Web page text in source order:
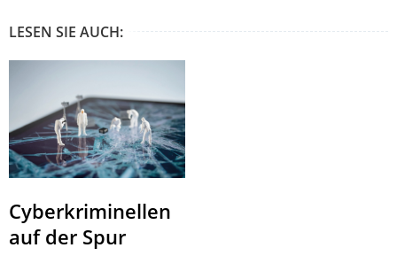
LESEN SIE AUCH:
Cyberkriminellen
auf der Spur